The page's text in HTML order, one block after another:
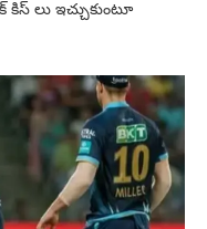
లు ఇచ్చుకుంటూ